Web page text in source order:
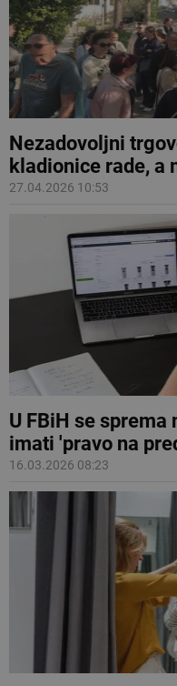
Nezadovoljni
kladionice rade, a
27.04.2026 10:53
U FBiH se sprema
imati 'pravo na
16.03.2026 08:23